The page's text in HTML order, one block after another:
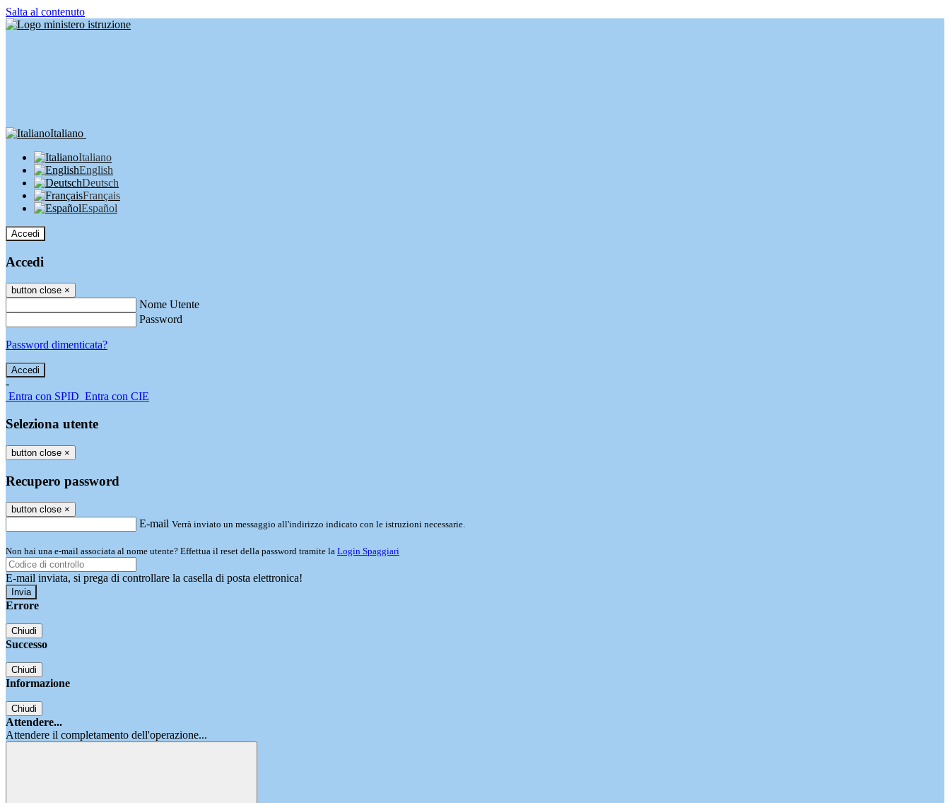
Salta al contenuto
Italiano
Italiano
English
Deutsch
Français
Español
Accedi
Accedi
button close ×
Nome Utente
Password
Password dimenticata?
-
Entra con SPID Entra con CIE
Seleziona utente
button close ×
Recupero password
button close ×
E-mail Verrà inviato un messaggio all'indirizzo indicato con le istruzioni necessarie.
Non hai una e-mail associata al nome utente? Effettua il reset della password tramite la Login Spaggiari
E-mail inviata, si prega di controllare la casella di posta elettronica!
Errore
Chiudi
Successo
Chiudi
Informazione
Chiudi
Attendere...
Attendere il completamento dell'operazione...